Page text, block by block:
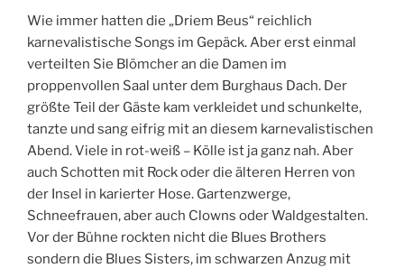
Wie immer hatten die „Driem Beus“ reichlich
karnevalistische Songs im Gepäck. Aber erst einmal
verteilten Sie Blömcher an die Damen im
proppenvollen Saal unter dem Burghaus Dach. Der
größte Teil der Gäste kam verkleidet und schunkelte,
tanzte und sang eifrig mit an diesem karnevalistischen
Abend. Viele in rot-weiß – Kölle ist ja ganz nah. Aber
auch Schotten mit Rock oder die älteren Herren von
der Insel in karierter Hose. Gartenzwerge,
Schneefrauen, aber auch Clowns oder Waldgestalten.
Vor der Bühne rockten nicht die Blues Brothers
sondern die Blues Sisters, im schwarzen Anzug mit